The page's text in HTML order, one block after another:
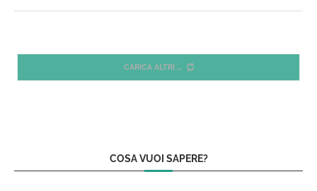
CARICA ALTRI
COSA VUOI SAPERE?